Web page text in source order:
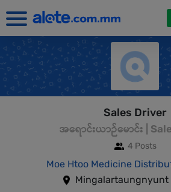
Sales Driver
အရောင်းယာဉ်မောင်း |
4 Posts
Moe Htoo Medicine
Mingalartaungnyunt